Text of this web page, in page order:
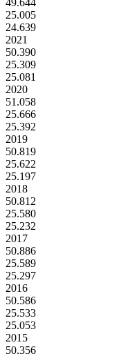
49.644
25.005
24.639
2021
50.390
25.309
25.081
2020
51.058
25.666
25.392
2019
50.819
25.622
25.197
2018
50.812
25.580
25.232
2017
50.886
25.589
25.297
2016
50.586
25.533
25.053
2015
50.356